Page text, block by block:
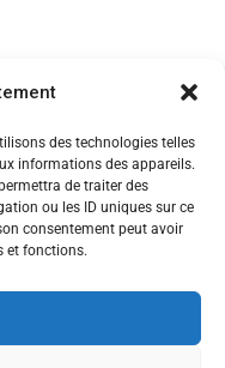
des technologies telles
informations des appareils.
de traiter des
ou les ID uniques sur ce
consentement peut avoir
et fonctions.